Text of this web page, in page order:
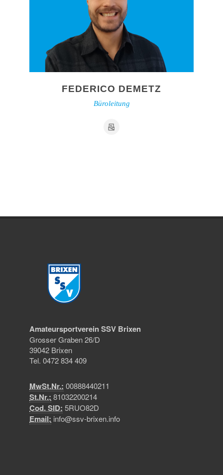
FEDERICO DEMETZ
Büroleitung
Amateursportverein SSV Brixen
Grosser Graben 26/D
39042 Brixen
Tel. 0472 834 409
MwSt.Nr.: 00888440211
St.Nr.: 81032200214
Cod. SID: 5RUO82D
Email: info@ssv-brixen.info